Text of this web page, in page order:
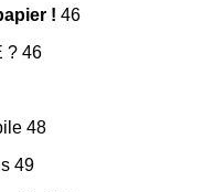
! 46
? 46
48
49